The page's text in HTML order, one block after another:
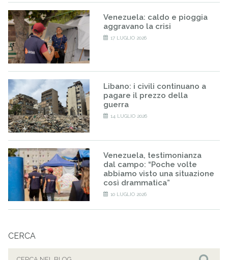
Venezuela: caldo e pioggia
aggravano la crisi
17 LUGLIO 2026
Libano: i civili continuano a
pagare il prezzo della
guerra
14 LUGLIO 2026
Venezuela, testimonianza
dal campo: “Poche volte
abbiamo visto una situazione
così drammatica”
10 LUGLIO 2026
CERCA